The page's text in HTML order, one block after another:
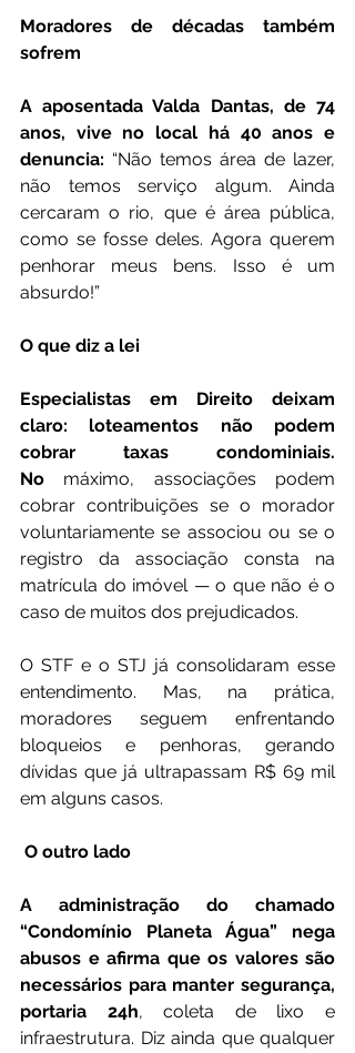
Moradores de décadas também
sofrem
A aposentada Valda Dantas, de 74
anos, vive no local há 40 anos e
denuncia: “Não temos área de lazer,
não temos serviço algum. Ainda
cercaram o rio, que é área pública,
como se fosse deles. Agora querem
penhorar meus bens. Isso é um
absurdo!”
O que diz a lei
Especialistas em Direito deixam
claro: loteamentos não podem
cobrar taxas condominiais.
No máximo, associações podem
cobrar contribuições se o morador
voluntariamente se associou ou se o
registro da associação consta na
matrícula do imóvel — o que não é o
caso de muitos dos prejudicados.
O STF e o STJ já consolidaram esse
entendimento. Mas, na prática,
moradores seguem enfrentando
bloqueios e penhoras, gerando
dívidas que já ultrapassam R$ 69 mil
em alguns casos.
O outro lado
A administração do chamado
“Condomínio Planeta Água” nega
abusos e afirma que os valores são
necessários para manter segurança,
portaria 24h, coleta de lixo e
infraestrutura. Diz ainda que qualquer